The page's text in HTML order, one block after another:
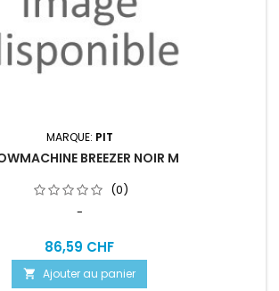
MARQUE: PIT
BREEZER NOIR M
(0)
-
86,59 CHF
 Ajouter au panier